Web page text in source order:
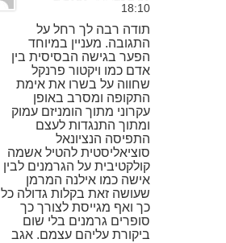
18:10
תודה רבה לך רחל על
התגובה. מעניין במיוחד
הפער בגישה הבסיסית בין
אדם כמו ויקטור פרנקל
שחווה על בשרו את אימת
התקופה ומסרב באופן
עקרוני מתוך הומניזם עמוק
ומתוך התנגדות לעצם
התפיסה הנציונאל
סוציאליסטית להטיל אשמה
קולקטיבית על הגרמנים לבין
אישה כמו אילנה המרמן
שעושה זאת בקלות גדולה כל
כך ואף מגייסת לצורך כך
סופרים גרמנים בלי שום
ביקורת עליהם עצמם. אגב